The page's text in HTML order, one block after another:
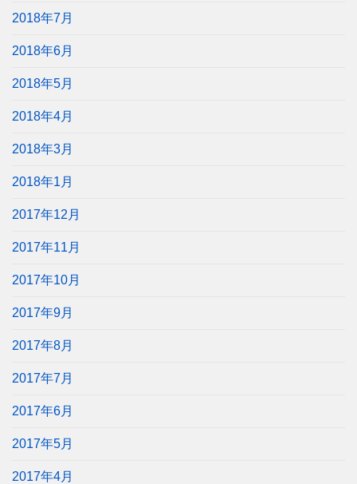
2018年7月
2018年6月
2018年5月
2018年4月
2018年3月
2018年1月
2017年12月
2017年11月
2017年10月
2017年9月
2017年8月
2017年7月
2017年6月
2017年5月
2017年4月